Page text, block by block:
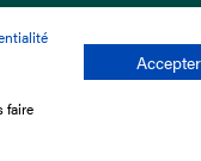
dopage
Femmes-Hommes
faire